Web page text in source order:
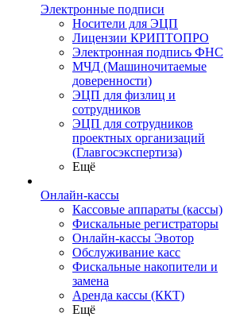
Электронные подписи
Носители для ЭЦП
Лицензии КРИПТОПРО
Электронная подпись ФНС
МЧД (Машиночитаемые
доверенности)
ЭЦП для физлиц и
сотрудников
ЭЦП для сотрудников
проектных организаций
(Главгосэкспертиза)
Ещё
Онлайн-кассы
Кассовые аппараты (кассы)
Фискальные регистраторы
Онлайн-кассы Эвотор
Обслуживание касс
Фискальные накопители и
замена
Аренда кассы (ККТ)
Ещё